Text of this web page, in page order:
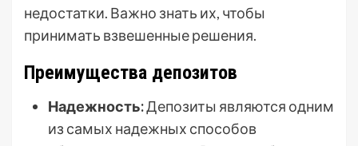
недостатки. Важно знать их, чтобы
принимать взвешенные решения.
Преимущества депозитов
Надежность:Депозиты являются одним
из самых надежных способов